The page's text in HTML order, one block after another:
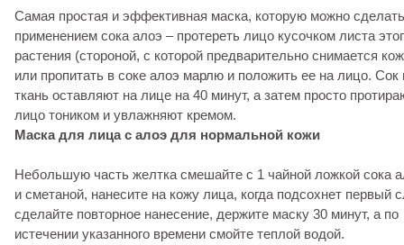
Самая простая и эффективная маска, которую можно
применением сока алоэ – протереть лицо кусочком листа
растения (стороной, с которой предварительно снимается
или пропитать в соке алоэ марлю и положить ее на лицо. Сок
ткань оставляют на лице на 40 минут, а затем просто
лицо тоником и увлажняют кремом.
Маска для лица с алоэ для нормальной кожи
Небольшую часть желтка смешайте с 1 чайной ложкой сока
и сметаной, нанесите на кожу лица, когда подсохнет первый
сделайте повторное нанесение, держите маску 30 минут, а по
истечении указанного времени смойте теплой водой.